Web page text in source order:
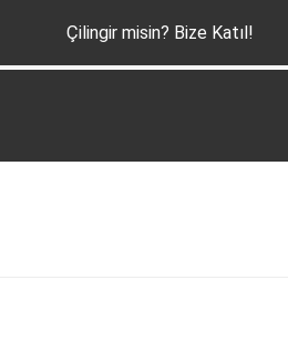
Çilingir misin? Bize Katıl!